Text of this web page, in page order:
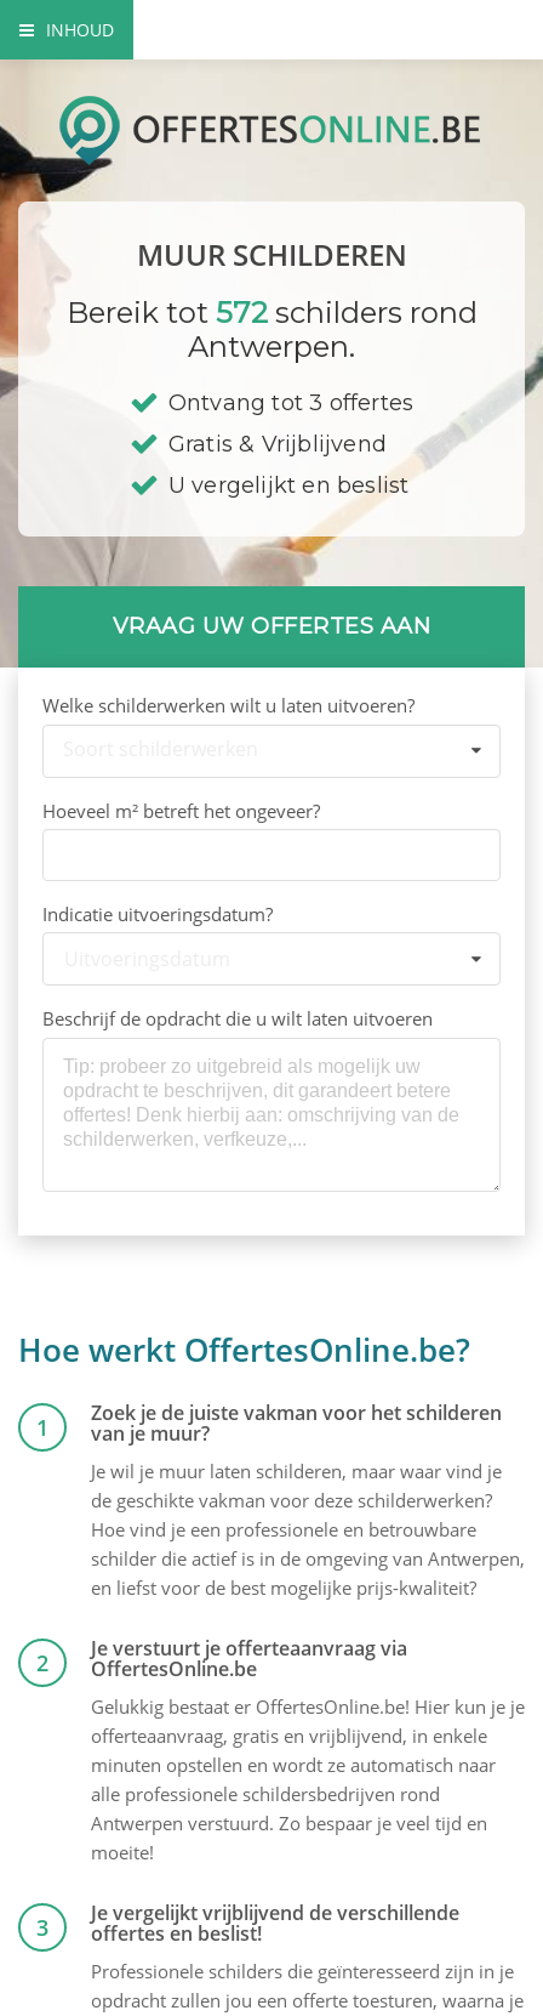
INHOUD
Mogelijke verfsoorten
Hoe gaat een schilder te werk?
Bedrijf registreren
MUUR SCHILDEREN
Bereik tot 572schilders rond
Antwerpen.
Ontvang tot 3 offertes
Gratis & Vrijblijvend
U vergelijkt en beslist
VRAAG UW OFFERTES AAN
Welke schilderwerken wilt u laten uitvoeren?
Hoeveel m² betreft het ongeveer?
Indicatie uitvoeringsdatum?
Beschrijf de opdracht die u wilt laten uitvoeren
Hoe werkt OffertesOnline.be?
1 Zoek je de juiste vakman voor het schilderen
van je muur?
Je wil je muur laten schilderen, maar waar vind je
de geschikte vakman voor deze schilderwerken?
Hoe vind je een professionele en betrouwbare
schilder die actief is in de omgeving van Antwerpen,
en liefst voor de best mogelijke prijs-kwaliteit?
2 Je verstuurt je offerteaanvraag via
OffertesOnline.be
Gelukkig bestaat er OffertesOnline.be! Hier kun je je
offerteaanvraag, gratis en vrijblijvend, in enkele
minuten opstellen en wordt ze automatisch naar
alle professionele schildersbedrijven rond
Antwerpen verstuurd. Zo bespaar je veel tijd en
moeite!
3 Je vergelijkt vrijblijvend de verschillende
offertes en beslist!
Professionele schilders die geïnteresseerd zijn in je
opdracht zullen jou een offerte toesturen, waarna je